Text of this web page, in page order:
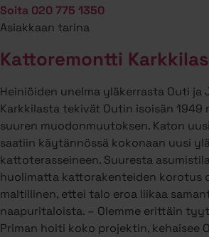
Soita 020 775 1350
Asiakkaan tarina
Kattoremontti
Heiniöiden unelma yläkerrasta Outi ja
Karkkilasta tekivät Outin isoisän 1949
suuren muodonmuutoksen. Katon
saatiin käytännössä kokonaan uusi
kattoterasseineen. Suuresta
huolimatta kattorakenteiden korotus
maltillinen, ettei talo eroa liikaa
naapuritaloista. – Olemme erittäin
Priman hoiti koko projektin, kehaisee